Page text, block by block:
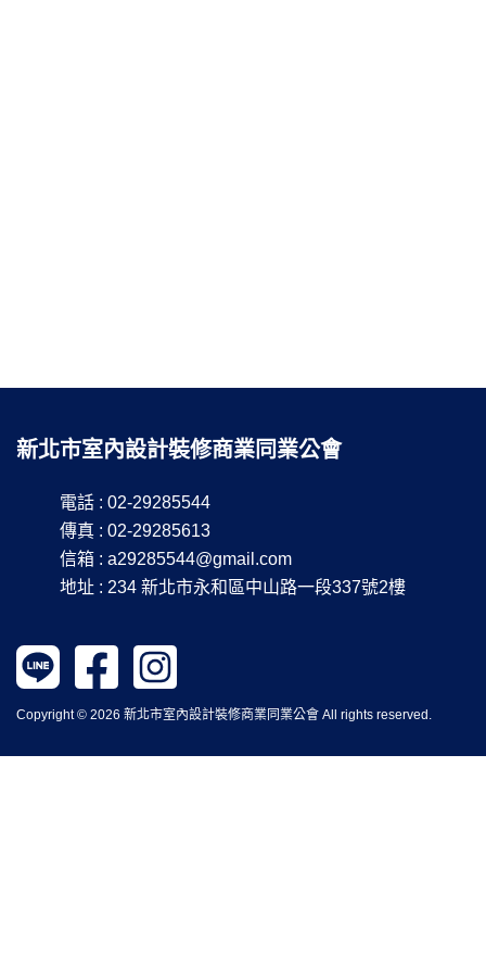
新北市室內設計裝修商業同業公會
電話 : 02-29285544
傳真 : 02-29285613
信箱 : a29285544@gmail.com
地址 : 234 新北市永和區中山路一段337號2樓
Copyright © 2026 新北市室內設計裝修商業同業公會 All rights reserved.